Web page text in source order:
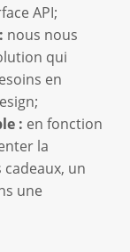
API;
nous nous
qui
en
: en fonction
la
un
une